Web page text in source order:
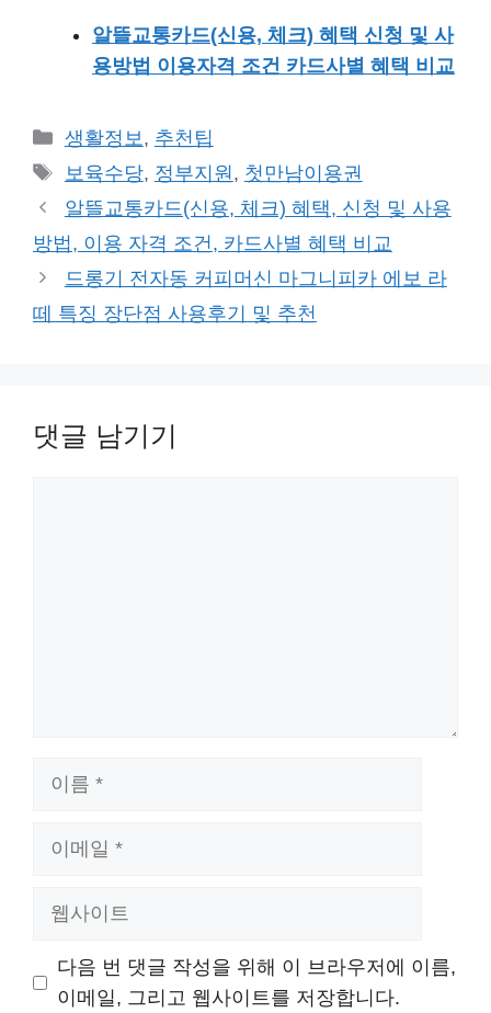
알뜰교통카드(신용, 체크) 혜택 신청 및 사
용방법 이용자격 조건 카드사별 혜택 비교
카
테
리
생활정보, 추천팁
태
그
보육수당, 정부지원 , 첫만남이용권
알뜰교통카드(신용, 체크) 혜택, 신청 및 사용
방법, 이용 자격 조건, 카드사별 혜택 비교
드롱기 전자동 커피머신 마그니피카 에보 라
떼 특징 장단점 사용후기 및 추천
댓글 남기기
트
다음 번 댓글 작성을 위해 이 브라우저에 이름,
이메일, 그리고 웹사이트를 저장합니다.